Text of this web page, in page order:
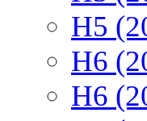
H5
H6
H6